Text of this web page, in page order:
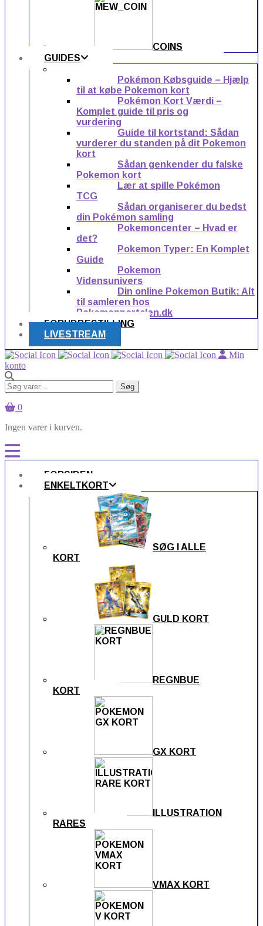
COINS
GUIDES
Pokémon Købsguide – Hjælp
til at købe Pokemon kort
Pokémon Kort Værdi –
Komplet guide til pris og
vurdering
Guide til kortstand: Sådan
vurderer du standen på dit Pokemon
kort
Sådan genkender du falske
Pokemon kort
Lær at spille Pokémon
TCG
Sådan organiserer du bedst
din Pokémon samling
Pokemoncenter – Hvad er
det?
Pokemon Typer: En Komplet
Guide
Pokemon
Vidensunivers
Din online Pokemon Butik: Alt
til samleren hos
Pokemonportalen.dk
FORUDBESTILLING
LIVESTREAM
Min
konto
Søg
efter:
Søg
0
Ingen varer i kurven.
FORSIDEN
ENKELTKORT
SØG I ALLE
KORT
GULD KORT
REGNBUE
KORT
GX KORT
ILLUSTRATION
RARES
VMAX KORT